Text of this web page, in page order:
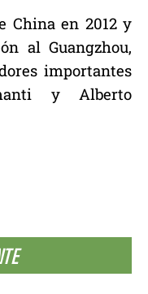
China en 2012 y
al Guangzhou,
importantes
y Alberto